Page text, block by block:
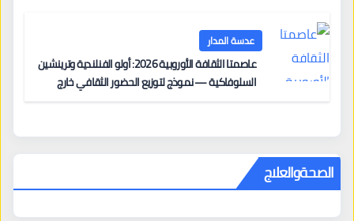
عدسة المدار
عاصمتا الثقافة الأوروبية 2026: أولو الفنلندية وترينشين
السلوفاكية — نموذج لتوزيع الحضور الثقافي خارج
الصحةوالعلاج